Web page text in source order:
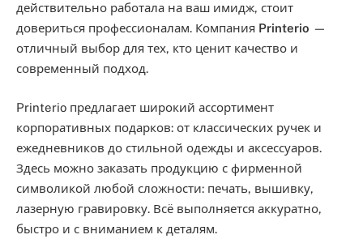
действительно работала на ваш имидж, стоит
довериться профессионалам. Компания Printerio —
отличный выбор для тех, кто ценит качество и
современный подход.
Printerio предлагает широкий ассортимент
корпоративных подарков: от классических ручек и
ежедневников до стильной одежды и аксессуаров.
Здесь можно заказать продукцию с фирменной
символикой любой сложности: печать, вышивку,
лазерную гравировку. Всё выполняется аккуратно,
быстро и с вниманием к деталям.